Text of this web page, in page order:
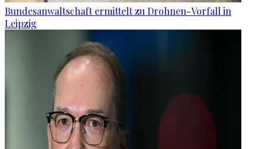
Bundesanwaltschaft ermittelt zu Drohnen-Vorfall in
Leipzig